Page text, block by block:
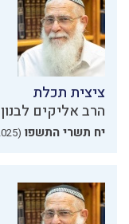
ציצית תכלת
הרב אליקים לבנון
יח תשרי התשפו (10.10.2025)